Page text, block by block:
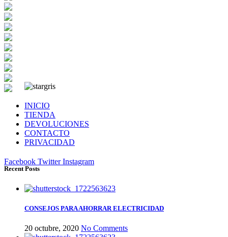
INICIO
TIENDA
DEVOLUCIONES
CONTACTO
PRIVACIDAD
Facebook Twitter Instagram
Recent Posts
CONSEJOS PARA AHORRAR ELECTRICIDAD
20 octubre, 2020 No Comments